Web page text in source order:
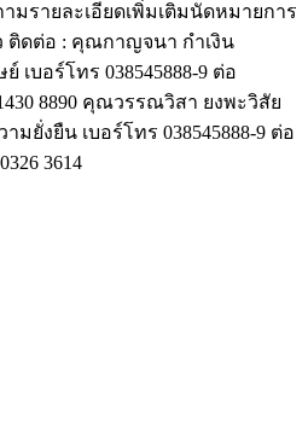
มรายละเอียดเพิ่มเติมนัดหมายการ
ติดต่อ : คุณกาญจนา กำเงิน
บอร์โทร 038545888-9 ต่อ
8890 คุณวรรณวิสา ยงพะวิสัย
ยั่งยืน เบอร์โทร 038545888-9 ต่อ
3614